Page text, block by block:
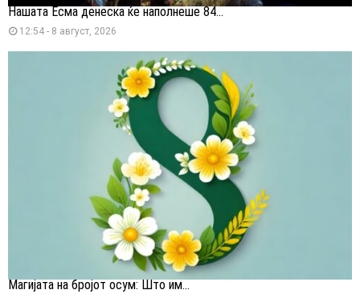
Нашата Есма денеска ќе наполнеше 84...
12:54 - 8 август, 2026
Магијата на бројот осум: Што им...